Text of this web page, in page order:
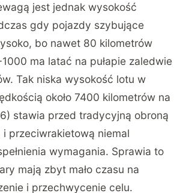
jest jednak wysokość
gdy pojazdy szybujące
bo nawet 80 kilometrów
ma latać na pułapie zaledwie
Tak niska wysokość lotu w
około 7400 kilometrów na
stawia przed tradycyjną obroną
przeciwrakietową niemal
wymagania. Sprawia to
mają zbyt mało czasu na
i przechwycenie celu.